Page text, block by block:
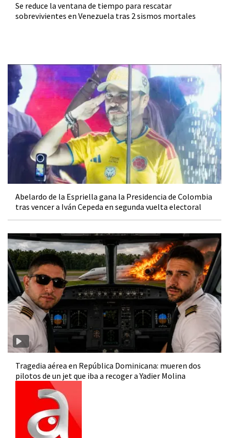
Se reduce la ventana de tiempo para rescatar
sobrevivientes en Venezuela tras 2 sismos mortales
Abelardo de la Espriella gana la Presidencia de Colombia
tras vencer a Iván Cepeda en segunda vuelta electoral
Tragedia aérea en República Dominicana: mueren dos
pilotos de un jet que iba a recoger a Yadier Molina